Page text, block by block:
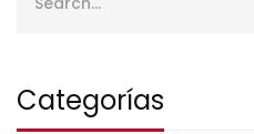
Categorías